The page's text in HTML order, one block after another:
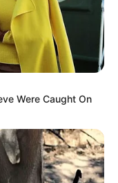
SİYASƏT
Were Caught On